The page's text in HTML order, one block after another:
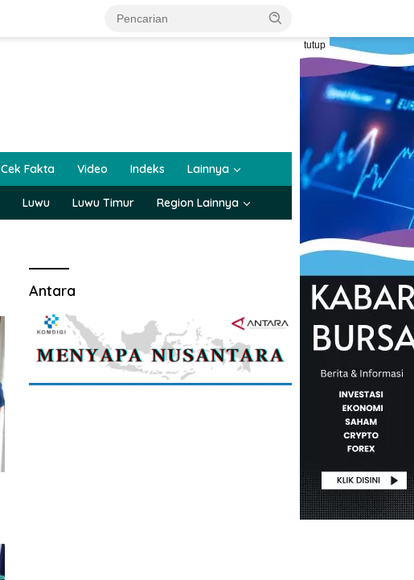
tutup
Cek Fakta Video Indeks Lainnya
Luwu Luwu Timur Region Lainnya
Antara